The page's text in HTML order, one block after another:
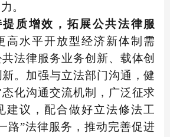
。
提质增效，拓展公共法律服
高水平开放型经济新体制需
法律服务业务创新、载体创
。加强与立法部门沟通，健
化沟通交流机制，广泛征求
建议，配合做好立法修法工
路”法律服务，推动完善促进